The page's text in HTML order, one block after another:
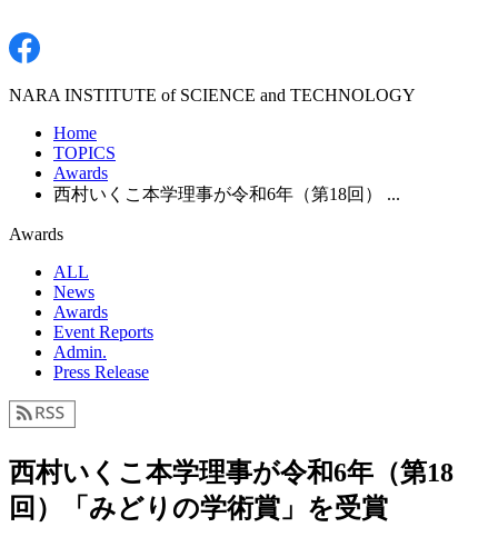
NARA INSTITUTE of SCIENCE and TECHNOLOGY
Home
TOPICS
Awards
西村いくこ本学理事が令和6年（第18回） ...
Awards
ALL
News
Awards
Event Reports
Admin.
Press Release
西村いくこ本学理事が令和6年（第18
回）「みどりの学術賞」を受賞